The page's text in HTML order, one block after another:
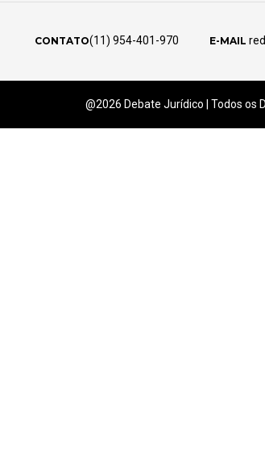
CONTATO(11) 954-401-970 E-MAIL
@2026 Debate Jurídico | Todos os